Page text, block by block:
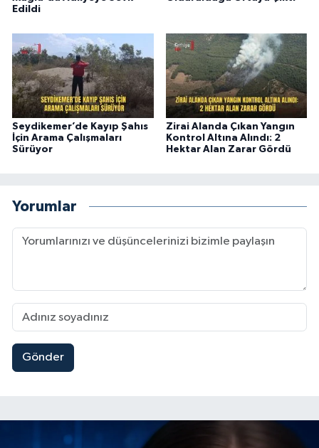
Edildi
Seydikemer’de Kayıp Şahıs
İçin Arama Çalışmaları
Sürüyor
Zirai Alanda Çıkan Yangın
Kontrol Altına Alındı: 2
Hektar Alan Zarar Gördü
Yorumlar
Gönder